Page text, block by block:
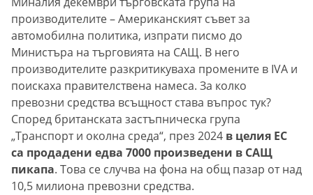
производителите – Американският съвет за
автомобилна политика, изпрати писмо до
Министъра на търговията на САЩ. В него
производителите разкритикуваха промените в IVA и
поискаха правителствена намеса. За колко
превозни средства всъщност става въпрос тук?
Според британската застъпническа група
„Транспорт и околна среда“, през 2024 в целия ЕС
са продадени едва 7000 произведени в САЩ
пикапа. Това се случва на фона на общ пазар от над
10,5 милиона превозни средства.